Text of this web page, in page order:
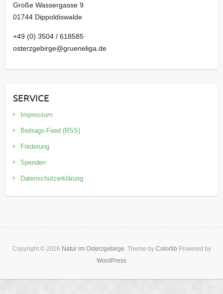
Große Wassergasse 9
01744 Dippoldiswalde
+49 (0) 3504 / 618585
osterzgebirge@grueneliga.de
SERVICE
Impressum
Beitrags-Feed (RSS)
Förderung
Spenden
Datenschutzerklärung
Copyright © 2026 Natur im Osterzgebirge . Theme by Colorlib Powered by
WordPress